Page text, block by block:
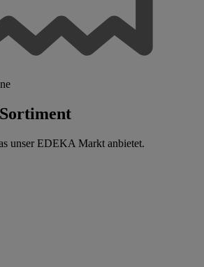
unser EDEKA Markt anbietet.